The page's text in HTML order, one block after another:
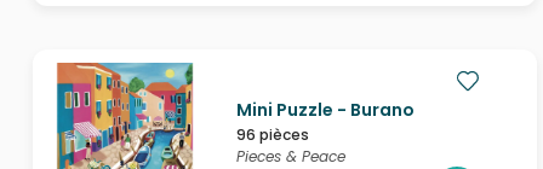
Mini Puzzle - Burano
96 pièces
Pieces & Peace